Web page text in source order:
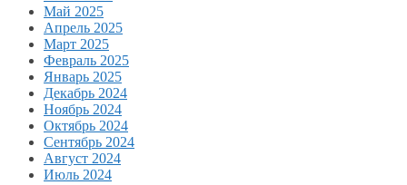
Май 2025
Апрель 2025
Март 2025
Февраль 2025
Январь 2025
Декабрь 2024
Ноябрь 2024
Октябрь 2024
Сентябрь 2024
Август 2024
Июль 2024